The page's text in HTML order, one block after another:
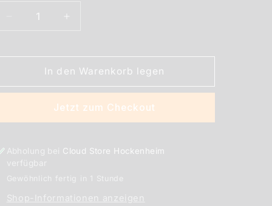
Verringere
REVOLTAGE
Black
Blueberry
REVOLTAGE
Black
Blueberry
Aroma
In den Warenkorb legen
Jetzt zum Checkout
Abholung bei Cloud Store Hockenheim
verfügbar
Gewöhnlich fertig in 1 Stunde
Shop-Informationen anzeigen